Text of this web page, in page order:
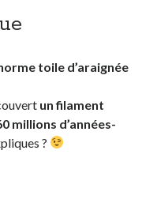
toile d’araignée
un filament
millions d’années-
?